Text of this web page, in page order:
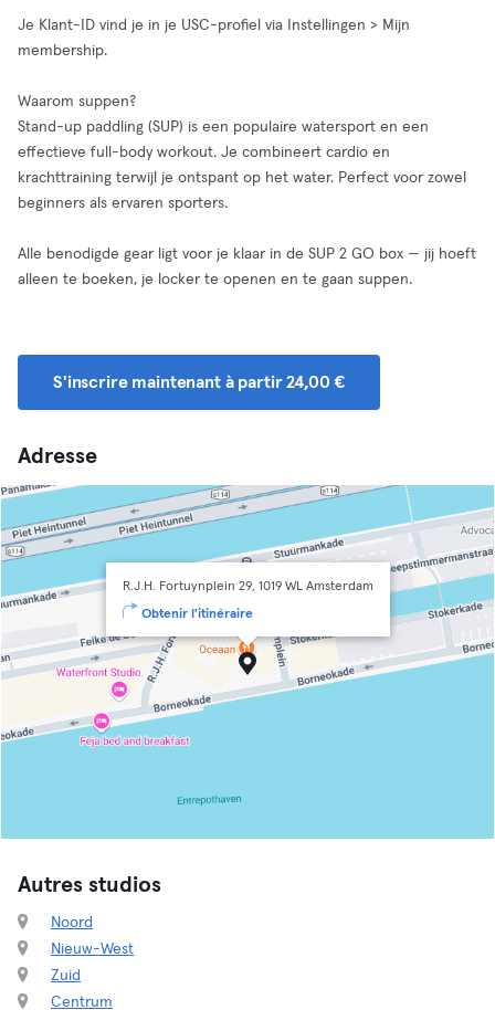
Je Klant-ID vind je in je USC-profiel via Instellingen > Mijn
membership.
Waarom suppen?
Stand-up paddling (SUP) is een populaire watersport en een
effectieve full-body workout. Je combineert cardio en
krachttraining terwijl je ontspant op het water. Perfect voor zowel
beginners als ervaren sporters.
Alle benodigde gear ligt voor je klaar in de SUP 2 GO box — jij hoeft
alleen te boeken, je locker te openen en te gaan suppen.
S'inscrire maintenant à partir 24,00 €
Adresse
R.J.H. Fortuynplein 29, 1019 WL Amsterdam
Obtenir l'itinéraire
Autres studios
Noord
Nieuw-West
Zuid
Centrum